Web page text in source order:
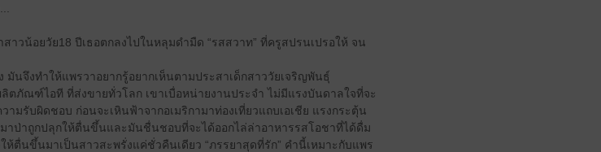
าวน้อยวัย18 ปีเธอตกลงไปในหลุมดำมืด “รสสวาท” ที่ครูสปรนเปรอให้ จน
มันจึงทำให้แพรวาอยากรู้อยากเห็นตามประสาเด็กสาววัยเจริญพันธุ์
ตภัณฑ์ไอที ที่ส่งขายทั่วโลก เขาเบื่อหน่ายงานประจำ ไม่มีแรงบันดาลใจที่จะ
รับผิดชอบ ก่อนจะเหินฟ้าจากอเมริกามาท่องเที่ยวแถบเอเชีย แรงกระตุ้น
ป่าถูกปลุกให้ตื่นขึ้นและมันชื่นชอบที่จะได้ออกไล่ล่าอาหารรสโอชาที่ได้ดื่ม
ห้ตื่นขึ้นมาเป็นสาวสะพรั่งแค่ชั่วคืนเดียว “ภรรยาสุดที่รัก” คำนี้เหมาะกับแพร